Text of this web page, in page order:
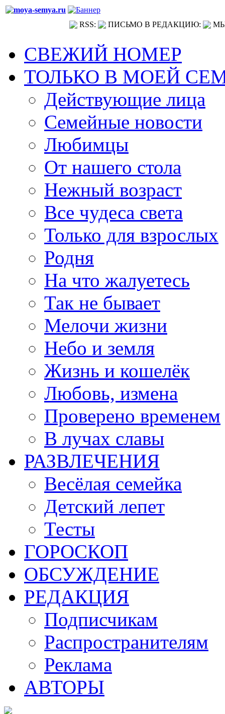
RSS: ПИСЬМО В РЕДАКЦИЮ:
СВЕЖИЙ НОМЕР
ТОЛЬКО В МОЕЙ
Действующие лица
Семейные новости
Любимцы
От нашего стола
Нежный возраст
Все чудеса света
Только для взрослых
Родня
На что жалуетесь
Так не бывает
Мелочи жизни
Небо и земля
Жизнь и кошелёк
Любовь, измена
Проверено временем
В лучах славы
РАЗВЛЕЧЕНИЯ
Весёлая семейка
Детский лепет
Тесты
ГОРОСКОП
ОБСУЖДЕНИЕ
РЕДАКЦИЯ
Подписчикам
Распространителям
Реклама
АВТОРЫ